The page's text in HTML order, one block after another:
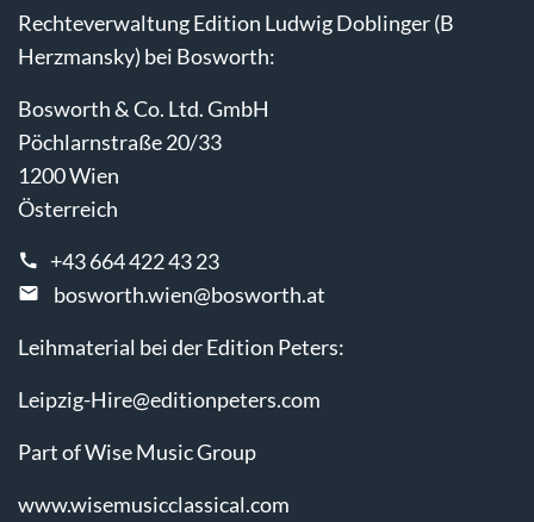
Rechteverwaltung Edition Ludwig Doblinger (B
Herzmansky) bei Bosworth:
Bosworth & Co. Ltd. GmbH
Pöchlarnstraße 20/33
1200 Wien
Österreich
+43 664 422 43 23
bosworth.wien@bosworth.at
Leihmaterial bei der Edition Peters:
Leipzig-Hire@editionpeters.com
Part of Wise Music Group
www.wisemusicclassical.com